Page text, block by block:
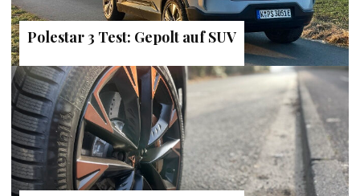
Polestar 3 Test: Gepolt auf SUV